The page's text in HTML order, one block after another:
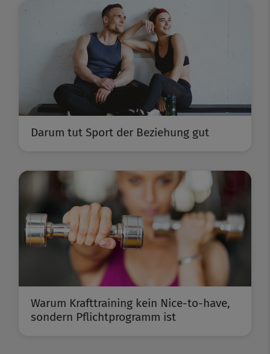
Darum tut Sport der Beziehung gut
Warum Krafttraining kein Nice-to-have,
sondern Pflichtprogramm ist